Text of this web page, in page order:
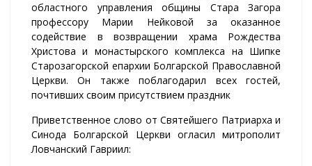
областного управления общины Стара Загора
профессору Марии Нейковой за оказанное
содействие в возвращении храма Рождества
Христова и монастырского комплекса на Шипке
Старозагорской епархии Болгарской Православной
Церкви. Он также поблагодарил всех гостей,
почтивших своим присутствием праздник
Приветственное слово от Святейшего Патриарха и
Синода Болгарской Церкви огласил митрополит
Ловчанский Гавриил: